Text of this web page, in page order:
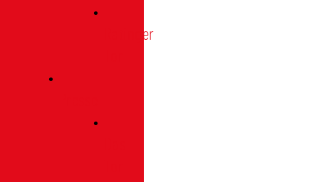
Ratinger